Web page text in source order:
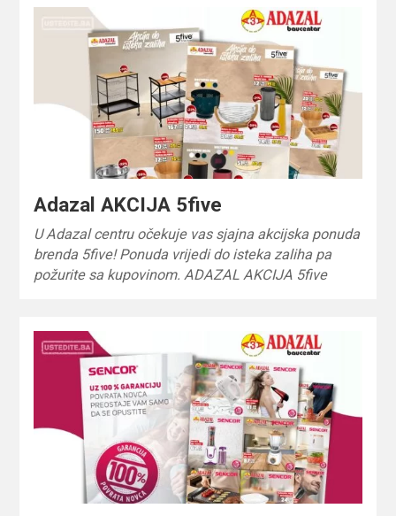
Adazal AKCIJA 5five
U Adazal centru očekuje vas sjajna akcijska ponuda
brenda 5five! Ponuda vrijedi do isteka zaliha pa
požurite sa kupovinom. ADAZAL AKCIJA 5five